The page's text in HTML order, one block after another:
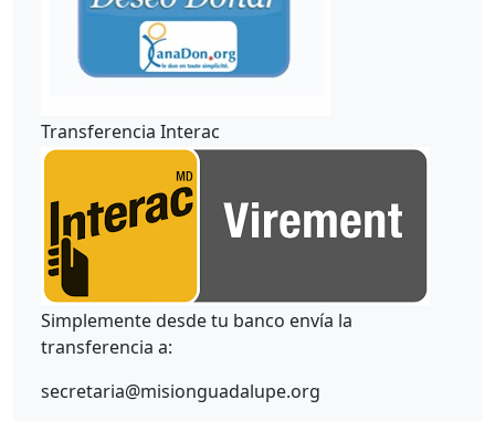
Transferencia Interac
Simplemente desde tu banco envía la
transferencia a:
secretaria@misionguadalupe.org